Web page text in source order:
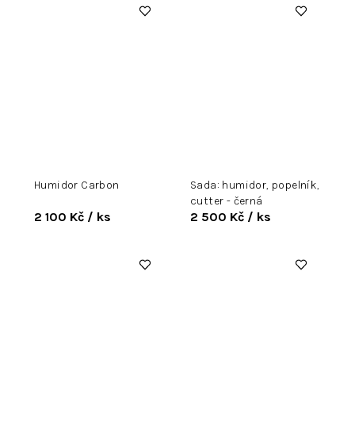
Humidor Carbon
2 100 Kč / ks
Sada: humidor, popelník,
cutter - černá
2 500 Kč / ks